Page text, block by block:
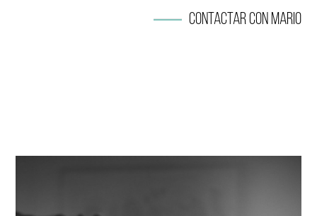
Contactar con Mario